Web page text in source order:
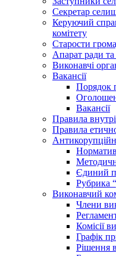
Секретар
Керуючий
комітету
Старости
Апарат ради та
Виконавчі
Вакансії
Порядок
Вакансії
Правила
Правила
Єдиний
Рубрика
Виконавчий
Члени
Комісії
Графік
Рішення